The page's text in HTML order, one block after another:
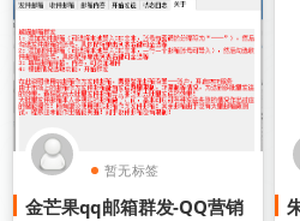
暂无标签
金芒果qq邮箱群发-QQ营销